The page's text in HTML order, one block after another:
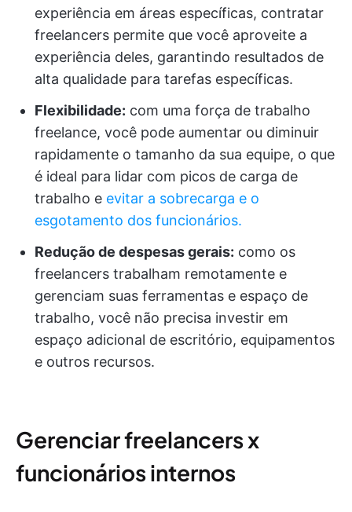
experiência em áreas específicas, contratar
freelancers permite que você aproveite a
experiência deles, garantindo resultados de
alta qualidade para tarefas específicas.
Flexibilidade: com uma força de trabalho
freelance, você pode aumentar ou diminuir
rapidamente o tamanho da sua equipe, o que
é ideal para lidar com picos de carga de
trabalho e evitar a sobrecarga e o
esgotamento dos funcionários.
Redução de despesas gerais: como os
freelancers trabalham remotamente e
gerenciam suas ferramentas e espaço de
trabalho, você não precisa investir em
espaço adicional de escritório, equipamentos
e outros recursos.
Gerenciar freelancers x
funcionários internos